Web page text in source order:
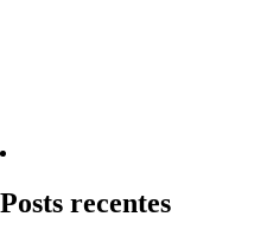
Posts recentes